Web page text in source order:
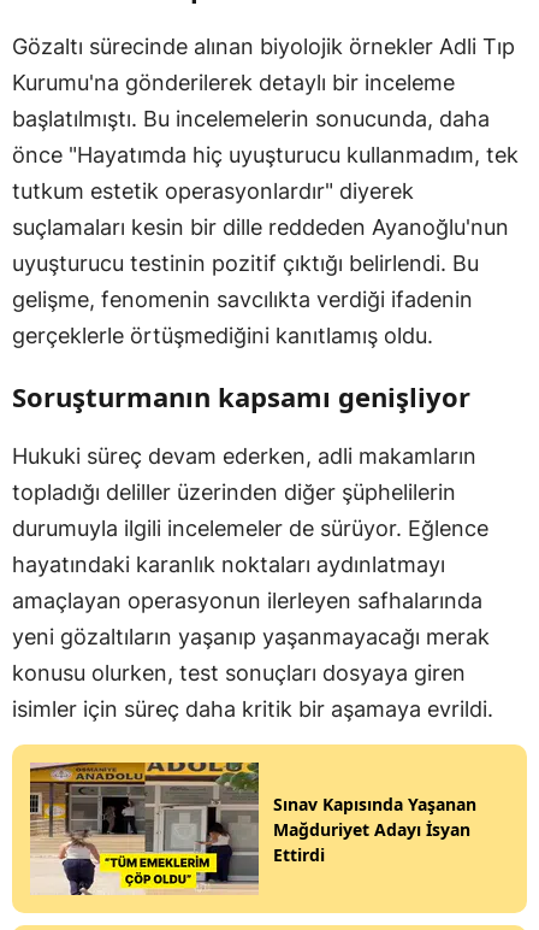
Gözaltı sürecinde alınan biyolojik örnekler Adli Tıp
Kurumu'na gönderilerek detaylı bir inceleme
başlatılmıştı. Bu incelemelerin sonucunda, daha
önce "Hayatımda hiç uyuşturucu kullanmadım, tek
tutkum estetik operasyonlardır" diyerek
suçlamaları kesin bir dille reddeden Ayanoğlu'nun
uyuşturucu testinin pozitif çıktığı belirlendi. Bu
gelişme, fenomenin savcılıkta verdiği ifadenin
gerçeklerle örtüşmediğini kanıtlamış oldu.
Soruşturmanın kapsamı genişliyor
Hukuki süreç devam ederken, adli makamların
topladığı deliller üzerinden diğer şüphelilerin
durumuyla ilgili incelemeler de sürüyor. Eğlence
hayatındaki karanlık noktaları aydınlatmayı
amaçlayan operasyonun ilerleyen safhalarında
yeni gözaltıların yaşanıp yaşanmayacağı merak
konusu olurken, test sonuçları dosyaya giren
isimler için süreç daha kritik bir aşamaya evrildi.
Sınav Kapısında Yaşanan
Mağduriyet Adayı İsyan
Ettirdi